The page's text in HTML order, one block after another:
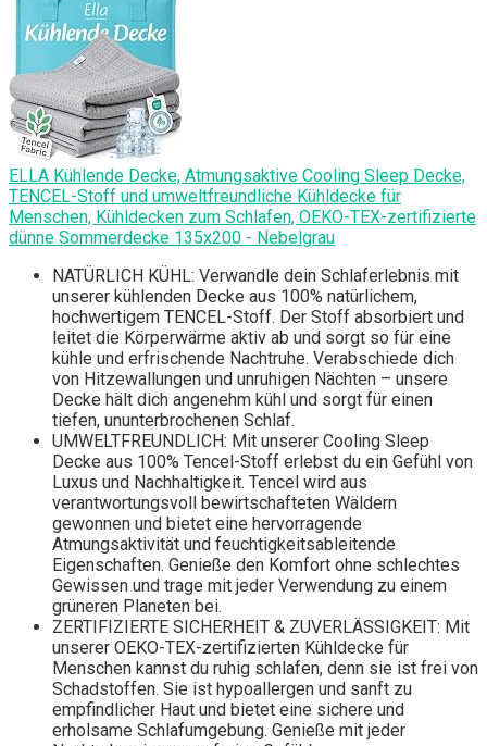
ELLA Kühlende Decke, Atmungsaktive Cooling Sleep Decke,
TENCEL-Stoff und umweltfreundliche Kühldecke für
Menschen, Kühldecken zum Schlafen, OEKO-TEX-zertifizierte
dünne Sommerdecke 135x200 - Nebelgrau
NATÜRLICH KÜHL: Verwandle dein Schlaferlebnis mit
unserer kühlenden Decke aus 100% natürlichem,
hochwertigem TENCEL-Stoff. Der Stoff absorbiert und
leitet die Körperwärme aktiv ab und sorgt so für eine
kühle und erfrischende Nachtruhe. Verabschiede dich
von Hitzewallungen und unruhigen Nächten – unsere
Decke hält dich angenehm kühl und sorgt für einen
tiefen, ununterbrochenen Schlaf.
UMWELTFREUNDLICH: Mit unserer Cooling Sleep
Decke aus 100% Tencel-Stoff erlebst du ein Gefühl von
Luxus und Nachhaltigkeit. Tencel wird aus
verantwortungsvoll bewirtschafteten Wäldern
gewonnen und bietet eine hervorragende
Atmungsaktivität und feuchtigkeitsableitende
Eigenschaften. Genieße den Komfort ohne schlechtes
Gewissen und trage mit jeder Verwendung zu einem
grüneren Planeten bei.
ZERTIFIZIERTE SICHERHEIT & ZUVERLÄSSIGKEIT: Mit
unserer OEKO-TEX-zertifizierten Kühldecke für
Menschen kannst du ruhig schlafen, denn sie ist frei von
Schadstoffen. Sie ist hypoallergen und sanft zu
empfindlicher Haut und bietet eine sichere und
erholsame Schlafumgebung. Genieße mit jeder